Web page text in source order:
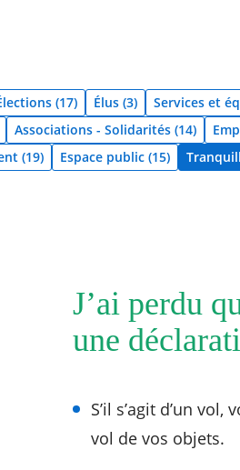
(17) Élus (3) Services et
Associations - Solidarités (14)
(19)
Espace public (15)
J’ai perdu
une
S’il s’agit d’un
vol de vos objets.